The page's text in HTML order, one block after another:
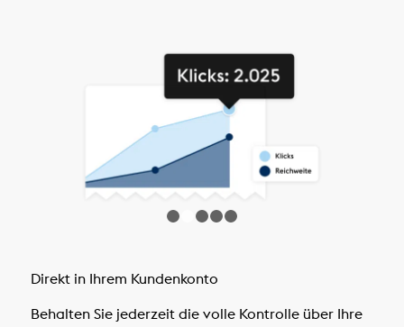
Direkt in Ihrem Kundenkonto
Behalten Sie jederzeit die volle Kontrolle über Ihre